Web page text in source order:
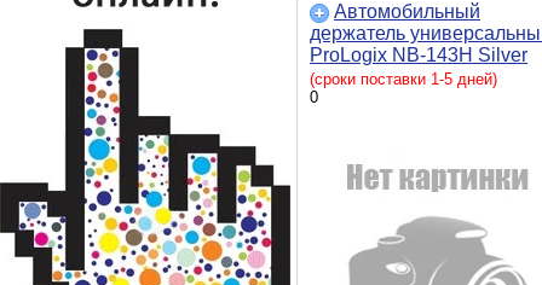
Автомобильный
держатель
ProLogix NB-143H Silver
(сроки поставки 1-5 дней)
0